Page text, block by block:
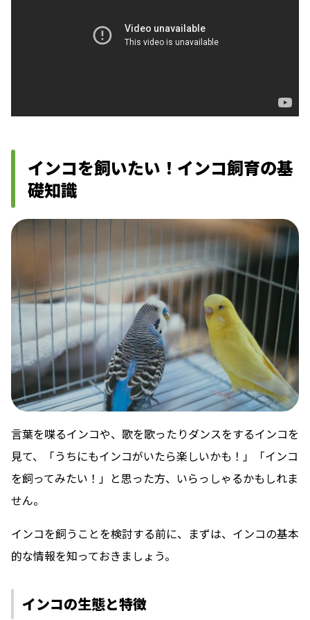
インコを飼いたい！インコ飼育の基
礎知識
言葉を喋るインコや、歌を歌ったりダンスをするインコを
見て、「うちにもインコがいたら楽しいかも！」「インコ
を飼ってみたい！」と思った方、いらっしゃるかもしれま
せん。
インコを飼うことを検討する前に、まずは、インコの基本
的な情報を知っておきましょう。
インコの生態と特徴